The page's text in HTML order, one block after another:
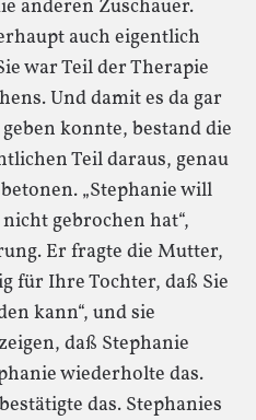
anderen Zuschauer.
auch eigentlich
war Teil der Therapie
Und damit es da gar
konnte, bestand die
Teil daraus, genau
„Stephanie will
gebrochen hat“,
Er fragte die Mutter,
für Ihre Tochter, daß Sie
kann“, und sie
daß Stephanie
wiederholte das.
das. Stephanies